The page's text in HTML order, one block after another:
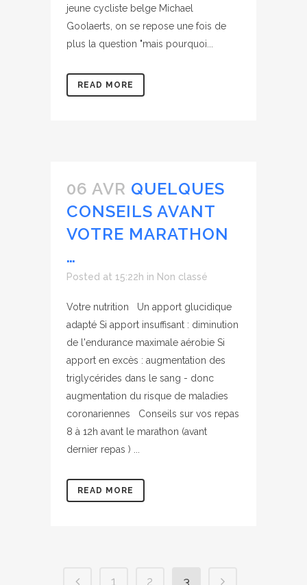
jeune cycliste belge Michael
Goolaerts, on se repose une fois de
plus la question "mais pourquoi...
READ MORE
06 AVR QUELQUES
CONSEILS AVANT
VOTRE MARATHON
…
Posted at 15:22h in Non classé
Votre nutrition Un apport glucidique
adapté Si apport insuffisant : diminution
de l'endurance maximale aérobie Si
apport en excès : augmentation des
triglycérides dans le sang - donc
augmentation du risque de maladies
coronariennes Conseils sur vos repas
8 à 12h avant le marathon (avant
dernier repas ) ...
READ MORE
1 2 3